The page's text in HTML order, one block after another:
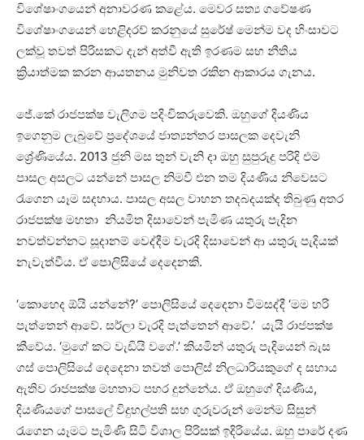
විශේෂාංගයෙන් අනාවරණ කළේය. මෙවර සත්‍ය ගවේෂණ
විශේෂාංගයෙන් හෙළිදරව් කරනුයේ සුරේෂ් මෙන්ම වද හිංසාවට
ලක්වූ තවත් පිරිසකට දැන් අත්වී ඇති ඉරණම සහ නීතිය
ක්‍රියාත්මක කරන ආයතනය මුනිවත රකින ආකාරය ගැනය.
ජේ.කේ රාජපක්ෂ වැලිගම පදිංචිකරුවෙකි. ඔහුගේ දියණිය
ඉගෙනුම ලැබුවේ ප්‍රදේශයේ ජාත්‍යන්තර පාසලක දෙවැනි
ශ්‍රේණියේය. 2013 ජුනි මස තුන් වැනි දා ඔහු සුපුරුදු පරිදි එම
පාසල අසලට යන්නේ පාසල නිමවී එන තම දියණිය නිවෙසට
රැගෙන යෑම සදහාය. පාසල අසල වාහන තදබදයක්ද තිබුණු අතර
රාජපක්ෂ මහතා නියමිත දිසාවෙන් පැමිණ යතුරු පැදින
නවත්වන්නට සූදානම් වෙද්දීම වැරදි දිසාවෙන් ආ යතුරු පැදියක්
නැවැත්වීය. ඒ පොලිසියේ දෙදෙනකි.
‘කොහෙද ඕයි යන්නේ?’ පොලිසියේ දෙදෙනා විමසද්දී ‘මම හරි
පැත්තෙන් ආවේ. සර්ලා වැරදි පැත්තෙන් ආවේ.’ යැයි රාජපක්ෂ
කීවේය. ‘මුගේ කට වැඩියි වගේ.’ කියමින් යතුරු පැදියෙන් බැස
ගස් පොලිසියේ දෙදෙනා තවත් පොලිස් නිලධාරියකුගේ ද සහාය
ඇතිව රාජපක්ෂ මහතාට පහර දුන්නේය. ඒ ඔහුගේ දියණිය,
දියණියගේ පාසලේ විදුහල්පති සහ ගුරුවරුන් මෙන්ම සිසුන්
රැගෙන යෑමට පැමිණි සිටි විශාල පිරිසක් ඉදිරියේය. ඔහු පාරේ දණ